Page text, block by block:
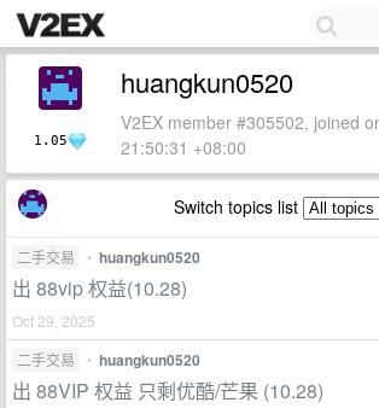
1.05
huangkun0520
V2EX member #305502, joined
21:50:31 +08:00
Switch topics list
二手交易 • huangkun0520
出 88vip 权益(10.28)
Oct 29, 2025
二手交易
• huangkun0520
出 88VIP 权益 只剩优酷/芒果 (10.28)